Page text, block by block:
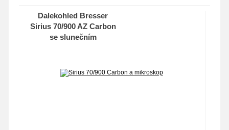
Dalekohled Bresser
Sirius 70/900 AZ Carbon
se slunečním